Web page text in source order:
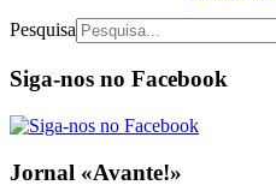
Pesquisa
Siga-nos no Facebook
Jornal «Avante!»